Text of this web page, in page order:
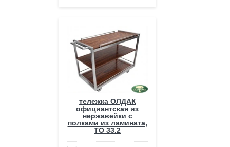
тележка ОЛДАК
официантская из
нержавейки с
полками из ламината,
ТО 33.2